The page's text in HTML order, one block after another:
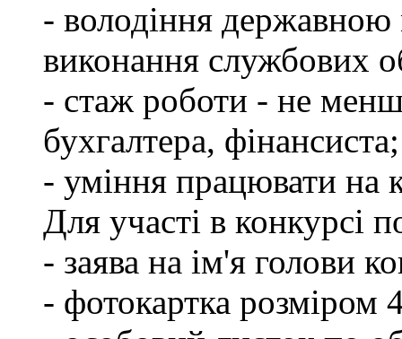
- володіння державною
виконання службових
- стаж роботи - не
бухгалтера, фінансиста;
- уміння працювати на
Для участі в конкурсі
- заява на ім'я голови
- фотокартка розміром